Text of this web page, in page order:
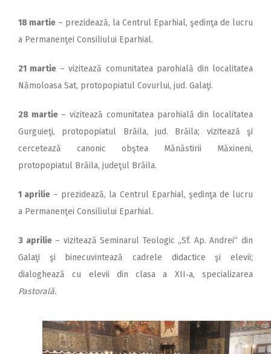
18 martie – prezidează, la Centrul Eparhial, şedinţa de lucru
a Permanenţei Consiliului Eparhial.
21 martie – vizitează comunitatea parohială din localitatea
Nămoloasa Sat, protopopiatul Covurlui, jud. Galaţi.
28 martie– vizitează comunitatea parohială din localitatea
Gurguieţi, protopopiatul Brăila, jud. Brăila; vizitează şi
cercetează canonic obştea Mănăstirii Măxineni,
protopopiatul Brăila, judeţul Brăila.
1 aprilie – prezidează, la Cen­trul Eparhial, şedinţa de lucru
a Permanenţei Consiliului Eparhial.
3 aprilie– vizitează Seminarul Teologic „Sf. Ap. Andrei“ din
Galaţi şi binecuvintează cadrele didactice şi elevii;
dialoghează cu elevii din clasa a XII‑a, specializarea
Pastorală.